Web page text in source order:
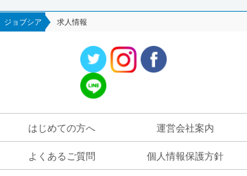
ジョブシア 求人情報
はじめての方へ 運営会社案内
よくあるご質問 個人情報保護方針